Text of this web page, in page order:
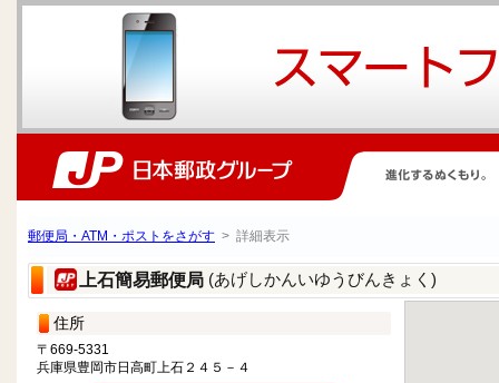
郵便局・ATM・ポストをさがす > 詳細表示
上石簡易郵便局 (あげしかんいゆうびんきょく)
住所
〒669-5331
兵庫県豊岡市日高町上石２４５－４